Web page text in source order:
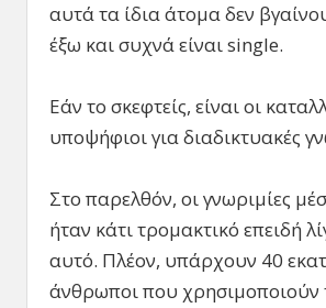
αυτά τα ίδια άτομα δεν
έξω και συχνά είναι single.
Εάν το σκεφτείς, είναι οι
υποψήφιοι για διαδικτυακές
Στο παρελθόν, οι γνωριμίες
ήταν κάτι τρομακτικό επειδή
αυτό. Πλέον, υπάρχουν 40
άνθρωποι που χρησιμοποιούν